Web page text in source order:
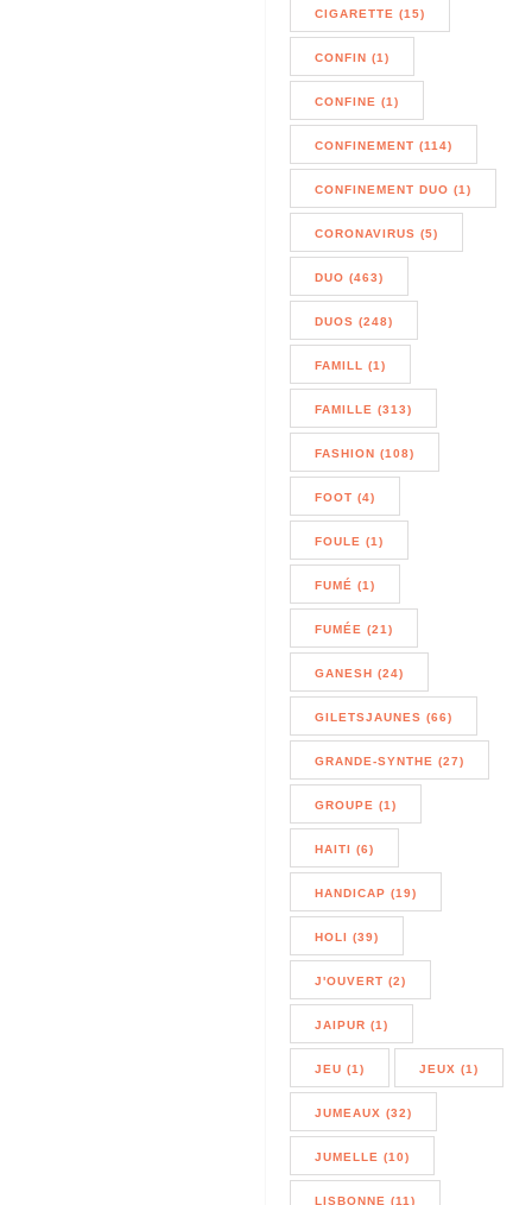
CIGARETTE (15)
CONFIN (1)
CONFINE (1)
CONFINEMENT (114)
CONFINEMENT DUO (1)
CORONAVIRUS (5)
DUO (463)
DUOS (248)
FAMILL (1)
FAMILLE (313)
FASHION (108)
FOOT (4)
FOULE (1)
FUMÉ (1)
FUMÉE (21)
GANESH (24)
GILETSJAUNES (66)
GRANDE-SYNTHE (27)
GROUPE (1)
HAITI (6)
HANDICAP (19)
HOLI (39)
J'OUVERT (2)
JAIPUR (1)
JEU (1) JEUX (1)
JUMEAUX (32)
JUMELLE (10)
LISBONNE (11)